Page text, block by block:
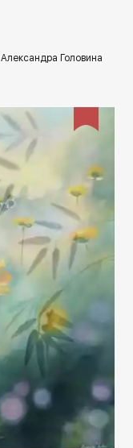
Александра Головина
rakovgallery.ru